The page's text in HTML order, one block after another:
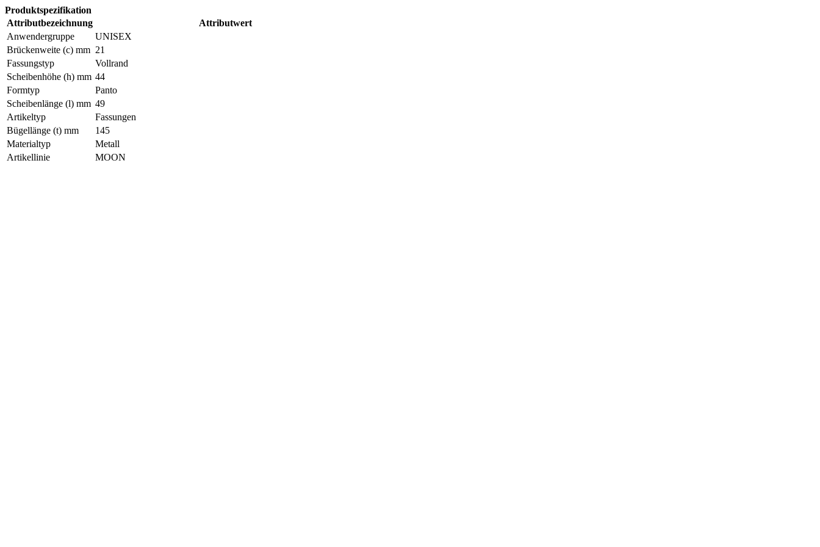
Produktspezifikation
Attributbezeichnung
Attributwert
Anwendergruppe
UNISEX
Brückenweite (c) mm 21
Fassungstyp
Vollrand
Scheibenhöhe (h) mm 44
Formtyp
Panto
Scheibenlänge (l) mm 49
Artikeltyp
Fassungen
Bügellänge (t) mm
145
Materialtyp
Metall
Artikellinie
MOON